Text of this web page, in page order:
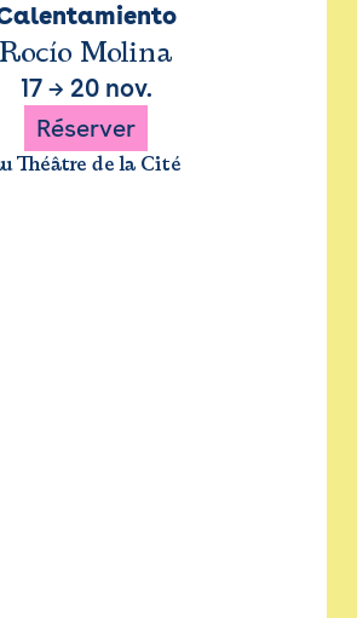
Rocío Molina
17→ 20 nov.
Réserver
Théâtre de la Cité